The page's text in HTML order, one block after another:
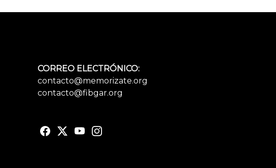
CORREO ELECTRÓNICO:
contacto@memorizate.org
contacto@fibgar.org